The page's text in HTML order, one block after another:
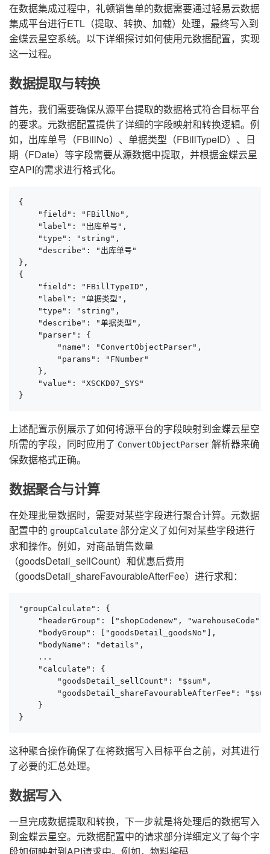
在数据集成过程中，礼顿销售单的数据需要通过轻易云数据
集成平台进行ETL（提取、转换、加载）处理，最终写入到
金蝶云星空系统。以下详细探讨如何使用元数据配置，实现
这一过程。
数据提取与转换
首先，我们需要确保从源平台提取的数据格式符合目标平台
的要求。元数据配置提供了详细的字段映射和转换逻辑。例
如，出库单号（FBillNo）、单据类型（FBillTypeID）、日
期（FDate）等字段需要从源数据中提取，并根据金蝶云星
空API的需求进行格式化。
{
    "field": "FBillNo",
    "label": "出库单号",
    "type": "string",
    "describe": "出库单号"
},
{
    "field": "FBillTypeID",
    "label": "单据类型",
    "type": "string",
    "describe": "单据类型",
    "parser": {
        "name": "ConvertObjectParser",
        "params": "FNumber"
    },
    "value": "XSCKD07_SYS"
}
上述配置示例展示了如何将源平台的字段映射到金蝶云星空
所需的字段，同时应用了 ConvertObjectParser 解析器来确
保数据格式正确。
数据聚合与计算
在处理批量数据时，需要对某些字段进行聚合计算。元数据
配置中的 groupCalculate 部分定义了如何对某些字段进行
求和操作。例如，对商品销售数量
（goodsDetail_sellCount）和优惠后费用
（goodsDetail_shareFavourableAfterFee）进行求和：
"groupCalculate": {
"headerGroup": ["shopCodenew", "warehouseCode",
    "bodyGroup": ["goodsDetail_goodsNo"],
    "bodyName": "details",
    ...
    "calculate": {
        "goodsDetail_sellCount": "$sum",
"goodsDetail_shareFavourableAfterFee":
    }
}
这种聚合操作确保了在将数据写入目标平台之前，对其进行
了必要的汇总处理。
数据写入
一旦完成数据提取和转换，下一步就是将处理后的数据写入
到金蝶云星空。元数据配置中的请求部分详细定义了每个字